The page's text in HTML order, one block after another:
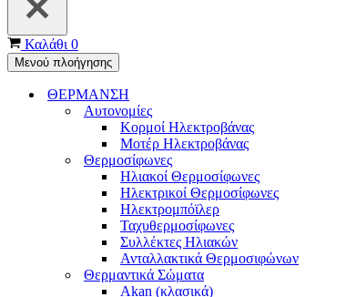
Καλάθι 0
Μενού πλοήγησης
ΘΕΡΜΑΝΣΗ
Αυτονομίες
Κορμοί Ηλεκτροβάνας
Μοτέρ Ηλεκτροβάνας
Θερμοσίφωνες
Ηλιακοί Θερμοσίφωνες
Ηλεκτρικοί Θερμοσίφωνες
Ηλεκτρομπόϊλερ
Ταχυθερμοσίφωνες
Συλλέκτες Ηλιακών
Ανταλλακτικά Θερμοσιφώνων
Θερμαντικά Σώματα
Akan (κλασικά)